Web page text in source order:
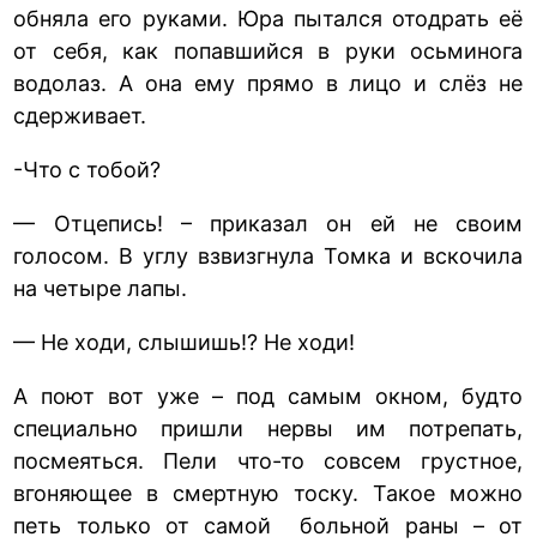
обняла его руками. Юра пытался отодрать её
от себя, как попавшийся в руки осьминога
водолаз. А она ему прямо в лицо и слёз не
сдерживает.
-Что с тобой?
— Отцепись! – приказал он ей не своим
голосом. В углу взвизгнула Томка и вскочила
на четыре лапы.
— Не ходи, слышишь!? Не ходи!
А поют вот уже – под самым окном, будто
специально пришли нервы им потрепать,
посмеяться. Пели что-то совсем грустное,
вгоняющее в смертную тоску. Такое можно
петь только от самой больной раны – от